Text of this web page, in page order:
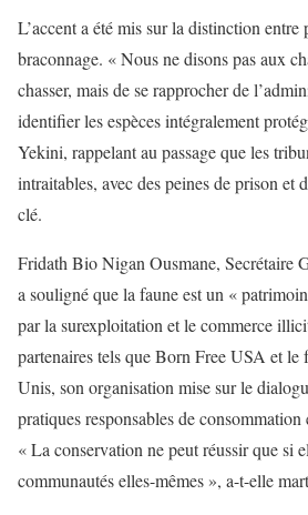
L’accent a été mis sur la distinction entre
braconnage. « Nous ne disons pas aux
chasser, mais de se rapprocher de
identifier les espèces intégralement
Yekini, rappelant au passage que les
intraitables, avec des peines de prison et
clé.
Fridath Bio Nigan Ousmane, Secrétaire
a souligné que la faune est un «
par la surexploitation et le commerce
partenaires tels que Born Free USA et
Unis, son organisation mise sur le
pratiques responsables de
« La conservation ne peut réussir que si
communautés elles-mêmes », a-t-elle